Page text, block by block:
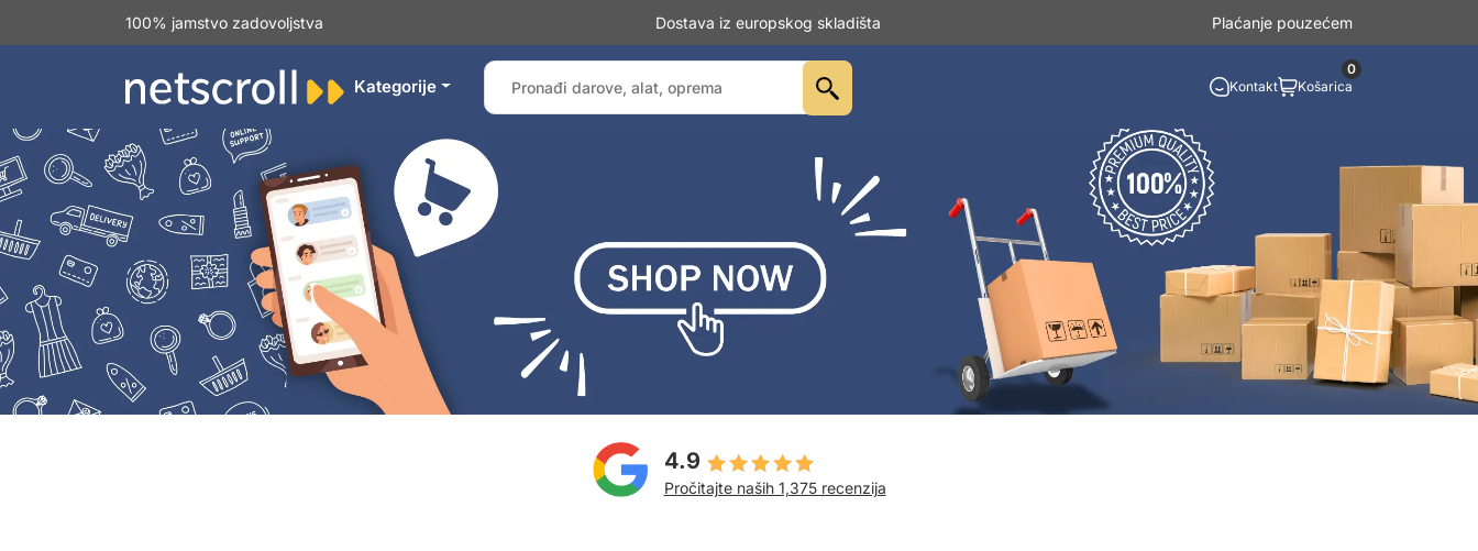
100% jamstvo zadovoljstva Dostava iz europskog skladišta Plaćanje pouzećem
Kategorije Kontakt Košarica
0
4.9
Pročitajte naših 1,375 recenzija